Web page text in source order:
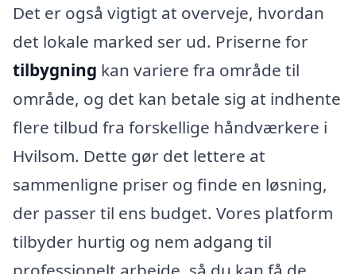
Det er også vigtigt at overveje, hvordan
det lokale marked ser ud. Priserne for
tilbygning kan variere fra område til
område, og det kan betale sig at indhente
flere tilbud fra forskellige håndværkere i
Hvilsom. Dette gør det lettere at
sammenligne priser og finde en løsning,
der passer til ens budget. Vores platform
tilbyder hurtig og nem adgang til